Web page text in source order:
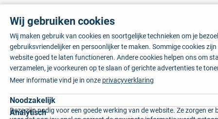
Wij gebruiken cookies
Wij maken gebruik van cookies en soortgelijke technieken om je
gebruiksvriendelijker en persoonlijker te maken. Sommige cookies
website goed te laten functioneren. Andere cookies helpen ons om
verzamelen, je voorkeuren op te slaan of gerichte advertenties te
Meer informatie vind je in onze privacyverklaring
Noodzakelijk
Deze zijn nodig voor een goede werking van de website. Ze zorgen er
Analytisch